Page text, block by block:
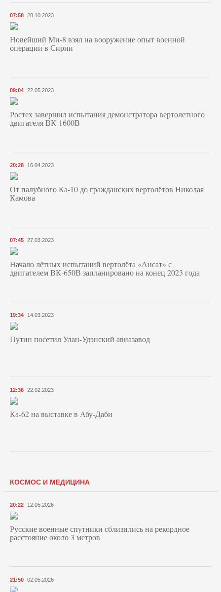
07:58 28.10.2023
Новейший Ми-8 взял на вооружение опыт военной
операции в Сирии
09:04 22.05.2023
Ростех завершил испытания демонстратора вертолетного
двигателя ВК-1600В
20:28 16.04.2023
От палубного Ка-10 до гражданских вертолётов Николая
Камова
07:45 27.03.2023
Начало лётных испытаний вертолёта «Ансат» с
двигателем ВК-650В запланировано на конец 2023 года
19:34 14.03.2023
Путин посетил Улан-Удэнский авиазавод
12:36 22.02.2023
Ка-62 на выставке в Абу-Даби
КОСМОС И МЕДИЦИНА
20:22 12.05.2026
Русские военные спутники сблизились на рекордное
расстояние около 3 метров
21:50 02.05.2026